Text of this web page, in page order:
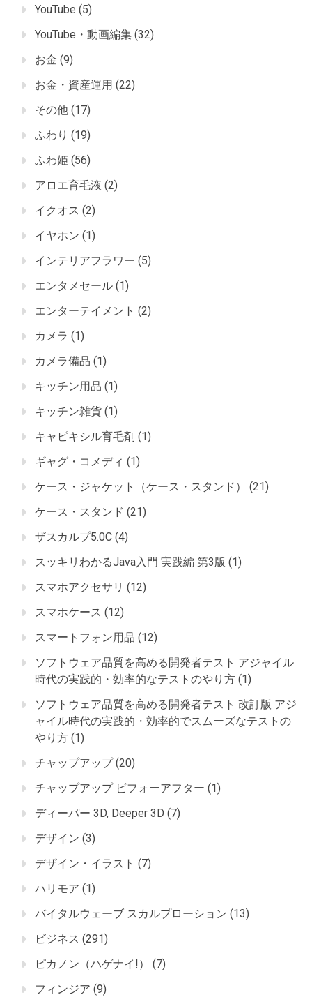
YouTube (5)
YouTube・動画編集 (32)
お金 (9)
お金・資産運用 (22)
その他 (17)
ふわり (19)
ふわ姫 (56)
アロエ育毛液 (2)
イクオス (2)
イヤホン (1)
インテリアフラワー (5)
エンタメセール (1)
エンターテイメント (2)
カメラ (1)
カメラ備品 (1)
キッチン用品 (1)
キッチン雑貨 (1)
キャピキシル育毛剤 (1)
ギャグ・コメディ (1)
ケース・ジャケット（ケース・スタンド）
(21)
ケース・スタンド (21)
ザスカルプ5.0C (4)
スッキリわかるJava入門 実践編 第3版 (1)
スマホアクセサリ (12)
スマホケース (12)
スマートフォン用品 (12)
ソフトウェア品質を高める開発者テスト アジャイル
時代の実践的・効率的なテストのやり方 (1)
ソフトウェア品質を高める開発者テスト 改訂版 アジ
ャイル時代の実践的・効率的でスムーズなテストの
やり方 (1)
チャップアップ(20)
チャップアップ ビフォーアフター (1)
ディーパー 3D, Deeper 3D (7)
デザイン (3)
デザイン・イラスト (7)
ハリモア (1)
バイタルウェーブ スカルプローション (13)
ビジネス (291)
ピカノン（ハゲナイ!）
(7)
フィンジア (9)